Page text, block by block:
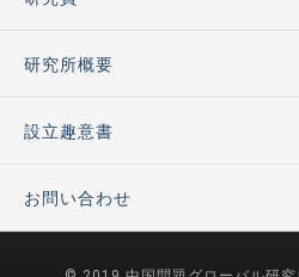
研究所概要
設立趣意書
お問い合わせ